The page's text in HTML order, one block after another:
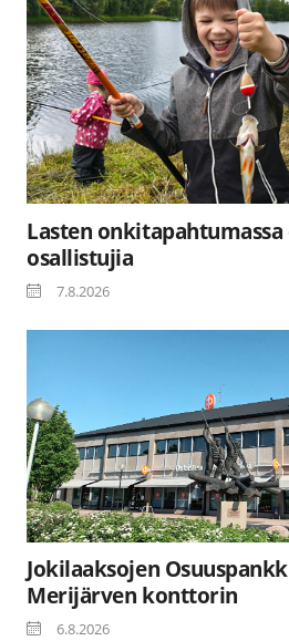
Lasten
osallistujia
7.8.2026
Jokilaaksojen
Merijärven konttorin
6.8.2026